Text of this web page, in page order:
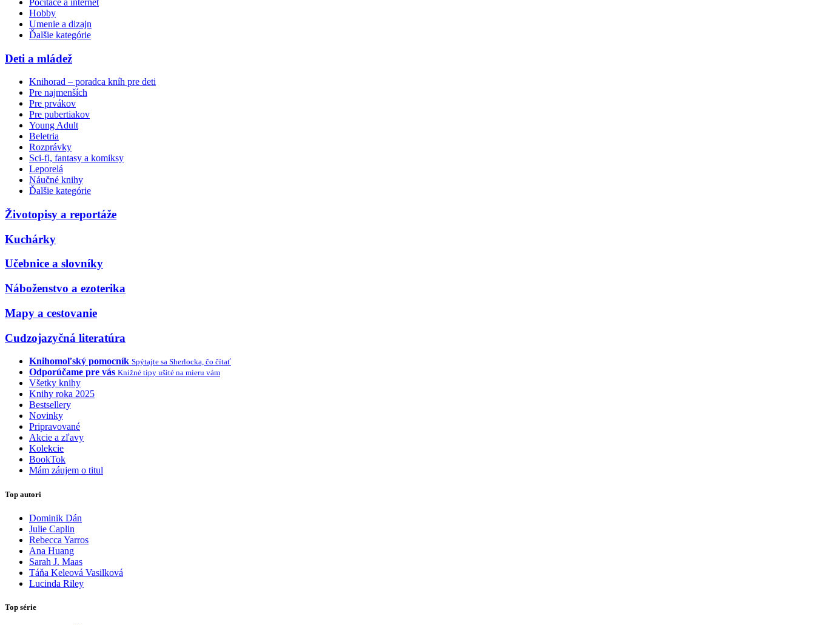
Hobby
Umenie a dizajn
Ďalšie kategórie
Deti a mládež
Knihorad – poradca kníh pre deti
Pre najmenších
Pre prvákov
Pre pubertiakov
Young Adult
Beletria
Rozprávky
Sci-fi, fantasy a komiksy
Leporelá
Náučné knihy
Ďalšie kategórie
Životopisy a reportáže
Kuchárky
Učebnice a slovníky
Náboženstvo a ezoterika
Mapy a cestovanie
Cudzojazyčná literatúra
Knihomoľský pomocník Spýtajte sa Sherlocka, čo čítať
Odporúčame pre vás Knižné tipy ušité na mieru vám
Všetky knihy
Knihy roka 2025
Bestsellery
Novinky
Pripravované
Akcie a zľavy
Kolekcie
BookTok
Mám záujem o titul
Top autori
Dominik Dán
Julie Caplin
Rebecca Yarros
Ana Huang
Sarah J. Maas
Táňa Keleová Vasilková
Lucinda Riley
Top série